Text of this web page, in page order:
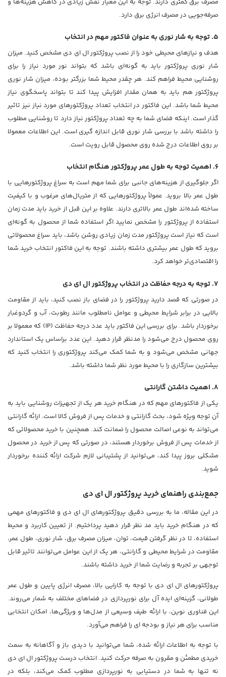
صرفه‌جویی در مصرف انرژی برق دارد.
5. توجه به شار نوری به عنوان فاکتور مهم در انتخاب
هدف و نیازهای محیطی خود را از نصب پروژکتور ال ای دی مشخص کنید. میزان
شار نوری پروژکتور باید به گونه‌ای باشد که بتواند نور مورد نیاز را برای
روشنایی محیط فراهم کند. هر چقدر محیط شما بزرگتر بوده، میزان شار نوری
پروژکتور هم باید به همان مقدار افزایش پیدا کند تا بتواند پاسخگوی نیاز
محیط شما باشد. این فاکتور در انتخاب تعداد پروژکتورهای مورد نیاز نیز تاثیر
گذار است. اینکه فضای شما به چه تعداد پروژکتور نیاز دارد تا روشنایی مطلوب
را داشته باشد با بررسی شار نوری قابل اندازه گیری است. این اطلاعات معمولا
بر روی اطلاعات درج شده روی محصول قابل رویت است.
6. اهمیت توجه به طول عمر پروژکتور هنگام انتخاب
اگر جلوگیری از هزینه‌های جانبی برای شما مهم است به سراغ پروژکتورهایی با
طول عمر بالا بروید. عمولاً پروژکتورهایی که از متریال‌های مرغوب و با کیفیت
ساخته شده‌اند طول عمر بالاتری دارند. علاوه بر این قبل از خرید باید مدت زمان
استفاده از پروژکتور را مشخص نمایید اگر استفاده شما از محصول به گونه‌ای
است که نیاز است پروژکتور مدت زمان زیادی روشن باشد، باید سراغ محصولاتی
بروید که طول عمر بیشتری داشته باشند. توجه به این فاکتور انتخاب خرید شما
را اقتصادی‌تر خواهد کرد.
7. توجه به درجه حفاظت در انتخاب پروژکتور ال ای دی
در صورتی که قصد دارید پروژکتور را در فضای باز نصب کنید، باید از مقاومت
بالایی در برابر شرایط محیطی و عوامل نامطلوب مانند رطوبت، آب و گردوغبار
برخوردار باشد. برای بررسی این فاکتور باید عدد درجه حفاظت (IP) که معمولا بر
روی محصول درج می‌شود را مدنظر قرار دهید. این عدد براساس یک استاندارد
جهانی مشخص می‌شود و به شما کمک می‌کند پروژکتوری را انتخاب کنید که
بیشترین سازگاری را با محیط مورد نظر شما داشته باشد.
8. اهمیت داشتن گارانتی
یکی از فاکتورهای مهم که در هنگام خرید هر یک از تجهیزات روشنایی باید به
آن توجه ویژه شود، بحث گارانتی و خدمات پس از فروش کالا است. ارائه گارانتی
می‌تواند به نوعی اصالت محصول را ضمانت کند. همچنین با خرید محصولاتی که
از خدمات پس از فروش برخوردار هستند، در صورتی که پس از خرید در محصول
مشکلی بروز پیدا کند، می‌توانید از پشتیبانی لازم شرکت ارائه کننده برخوردار
شوید.
جمع‌بندی راهنمای خرید پروژکتور ال ای دی
در این مقاله، ما به بررسی دقیق پروژکتورهای ال ای دی و فاکتورهای مهمی
که در هنگام خرید باید مد نظر قرار دهید پرداختیم. از تعیین کاربرد و محیط
استفاده، تا در نظر گرفتن قیمت، توان، میزان مصرف برق، شار نوری، طول عمر،
مقاومت در شرایط محیطی و گارانتی، هر یک از این عوامل می‌توانند تاثیر قابل
توجهی بر تجربه و رضایت شما از خرید داشته باشند.
پروژکتورهای ال ای دی با توجه به کارایی بالا، مصرف انرژی پایین و طول عمر
طولانی، گزینه‌ای ایده آل برای نورپردازی در فضاهای مختلف به شمار می‌روند.
این فناوری نوین، با ارائه طیف وسیعی از مدل‌ها و ویژگی‌ها، امکان انتخابی
مناسب برای هر نیاز و بودجه ای را فراهم می‌آورد.
با توجه به اطلاعات ارائه شده، شما می‌توانید با دیدی باز و آگاهانه به سمت
خریدی مطمئن و مقرون به صرفه حرکت کنید. انتخاب درست پروژکتور ال ای دی
نه تنها به شما در دستیابی به نورپردازی مطلوب کمک می‌کند، بلکه در